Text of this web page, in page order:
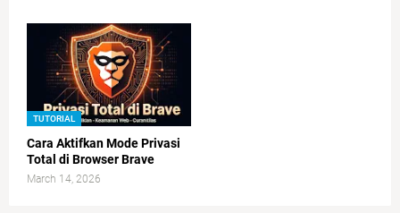
TUTORIAL
Cara Aktifkan Mode Privasi
Total di Browser Brave
March 14, 2026